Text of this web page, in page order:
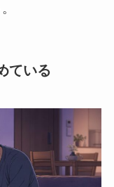
ている